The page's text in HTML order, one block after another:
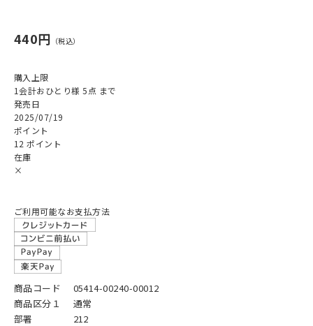
440円
購入上限
1会計おひとり様 5点 まで
発売日
2025/07/19
ポイント
12 ポイント
在庫
×
ご利用可能なお支払方法
商品コード
05414-00240-00012
商品区分１
通常
部署
212